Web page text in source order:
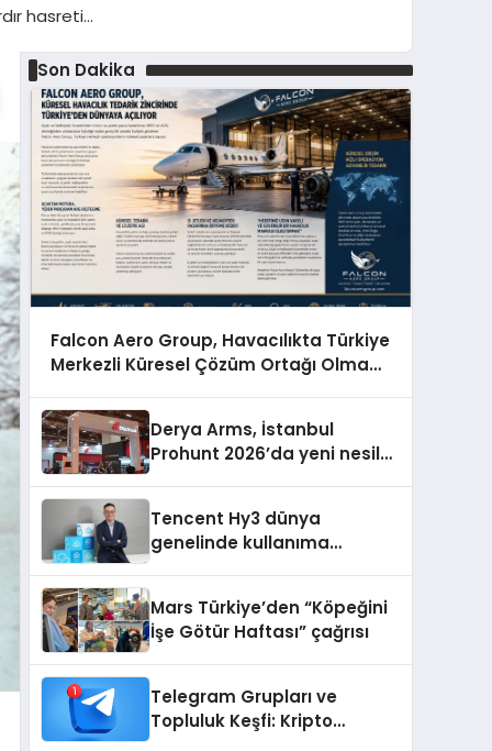
hasreti…
Son Dakika
Falcon Aero Group, Havacılıkta Türkiye
Merkezli Küresel Çözüm Ortağı Olma
Derya Arms, İstanbul
Prohunt 2026’da yeni nesil
Tencent Hy3 dünya
genelinde kullanıma
Mars Türkiye’den “Köpeğini
İşe Götür Haftası” çağrısı
Telegram Grupları ve
Topluluk Keşfi: Kripto